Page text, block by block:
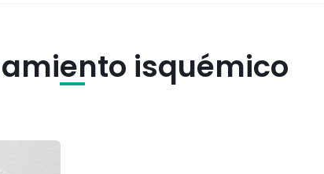
isquémico